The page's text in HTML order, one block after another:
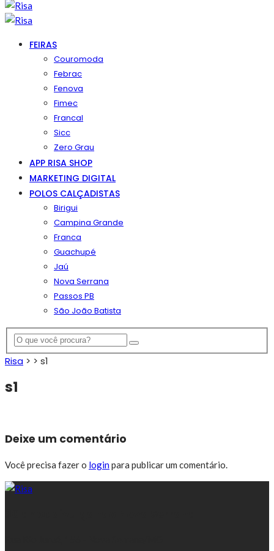
FEIRAS
Couromoda
Febrac
Fenova
Fimec
Francal
Sicc
Zero Grau
APP RISA SHOP
MARKETING DIGITAL
POLOS CALÇADISTAS
Birigui
Campina Grande
Franca
Guachupé
Jaú
Nova Serrana
Passos PB
São João Batista
Risa > > s1
s1
Deixe um comentário
Você precisa fazer o loginpara publicar um comentário.